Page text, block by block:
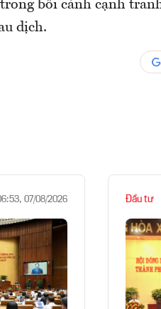
bối cảnh cạnh
dịch.
07/08/2026 Đầu tư